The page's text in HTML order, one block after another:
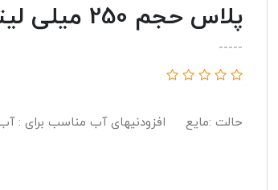
پلاس حجم 250 میلی لیتر
-----
حالت :مایع افزودنیهای آب مناسب برای :